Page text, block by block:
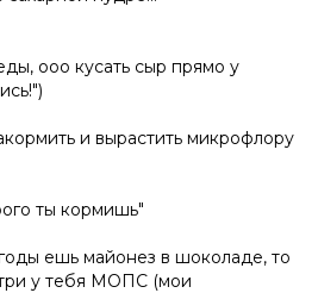
ооо кусать сыр прямо у
и вырастить микрофлору
ты кормишь"
ешь майонез в шоколаде, то
у тебя МОПС (мои